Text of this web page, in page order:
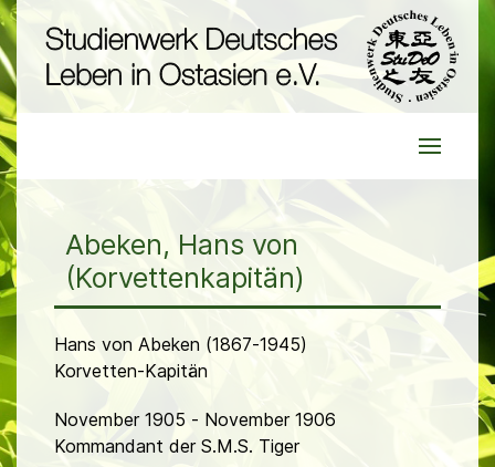
Abeken, Hans von
(Korvettenkapitän)
Hans von Abeken (1867-1945)
Korvetten-Kapitän
November 1905 - November 1906
Kommandant der S.M.S. Tiger